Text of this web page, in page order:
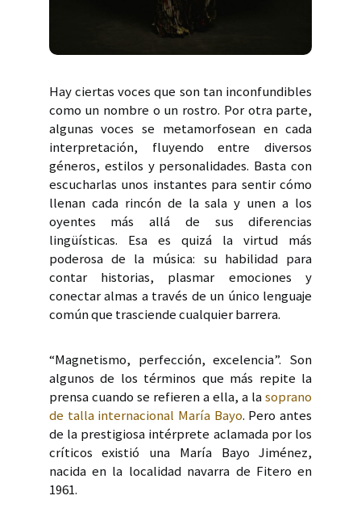
Hay ciertas voces que son tan inconfundibles
como un nombre o un rostro. Por otra parte,
algunas voces se metamorfosean en cada
interpretación, fluyendo entre diversos
géneros, estilos y personalidades. Basta con
escucharlas unos instantes para sentir cómo
llenan cada rincón de la sala y unen a los
oyentes más allá de sus diferencias
lingüísticas. Esa es quizá la virtud más
poderosa de la música: su habilidad para
contar historias, plasmar emociones y
conectar almas a través de un único lenguaje
común que trasciende cualquier barrera.
“Magnetismo, perfección, excelencia”. Son
algunos de los términos que más repite la
prensa cuando se refieren a ella, a lasoprano
de talla internacional María Bayo. Pero antes
de la prestigiosa intérprete aclamada por los
críticos existió una María Bayo Jiménez,
nacida en la localidad navarra de Fitero en
1961.